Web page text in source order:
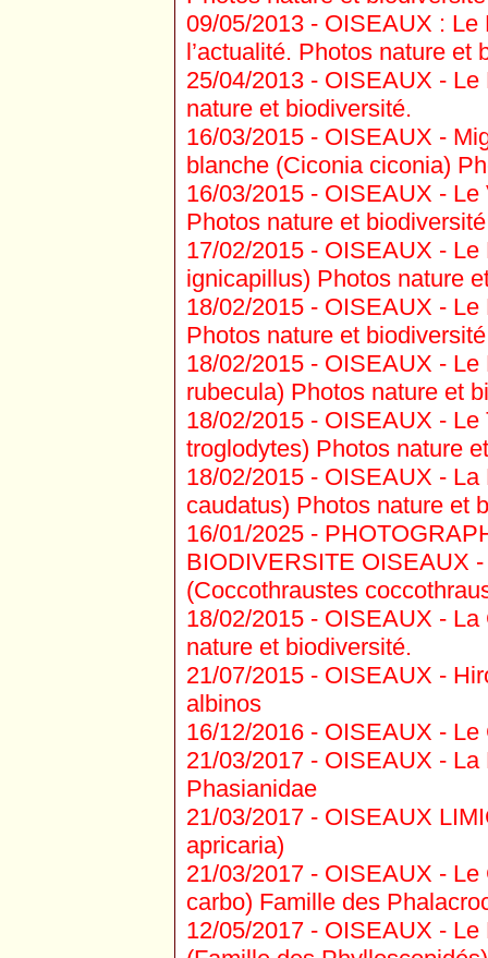
09/05/2013 - OISEAUX : Le
l’actualité. Photos nature et
25/04/2013 - OISEAUX - Le
nature et biodiversité.
16/03/2015 - OISEAUX -
blanche (Ciconia ciconia)
16/03/2015 - OISEAUX - Le
Photos nature et
17/02/2015 - OISEAUX - Le
ignicapillus) Photos nature
18/02/2015 - OISEAUX - Le
Photos nature et
18/02/2015 - OISEAUX - Le
rubecula) Photos nature et
18/02/2015 - OISEAUX - Le
troglodytes) Photos nature
18/02/2015 - OISEAUX - La
caudatus) Photos nature et
16/01/2025 -
BIODIVERSITE OISEAUX
(Coccothraustes
18/02/2015 - OISEAUX - La
nature et biodiversité.
21/07/2015 - OISEAUX -
albinos
16/12/2016 - OISEAUX - Le
21/03/2017 - OISEAUX - La
Phasianidae
21/03/2017 - OISEAUX
apricaria)
21/03/2017 - OISEAUX - Le
carbo) Famille des
12/05/2017 - OISEAUX - Le